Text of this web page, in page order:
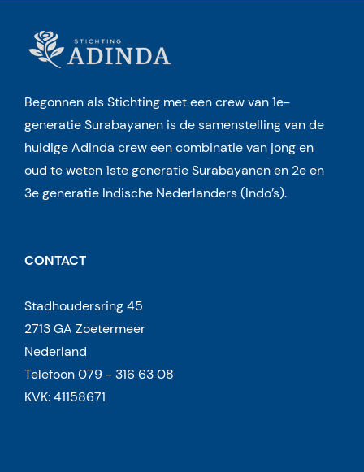
Begonnen als Stichting met een crew van 1e-
generatie Surabayanen is de samenstelling van de
huidige Adinda crew een combinatie van jong en
oud te weten 1ste generatie Surabayanen en 2e en
3e generatie Indische Nederlanders (Indo’s).
CONTACT
Stadhoudersring 45
2713 GA Zoetermeer
Nederland
Telefoon 079 - 316 63 08
KVK: 41158671